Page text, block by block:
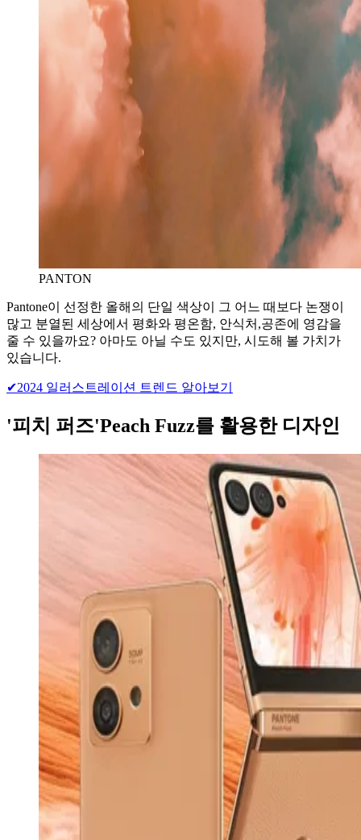
PANTON
Pantone이 선정한 올해의 단일 색상이 그 어느 때보다 논쟁이
많고 분열된 세상에서 평화와 평온함, 안식처,공존에 영감을
줄 수 있을까요? 아마도 아닐 수도 있지만, 시도해 볼 가치가
있습니다.
✔2024 일러스트레이션 트렌드 알아보기
'피치 퍼즈'Peach Fuzz를 활용한 디자인